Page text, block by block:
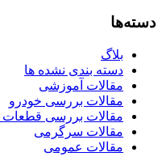
دسته‌ها
بلاگ
دسته بندی نشده ها
مقالات آموزشی
مقالات بررسی خودرو
مقالات بررسی قطعات
مقالات سرگرمی
مقالات عمومی